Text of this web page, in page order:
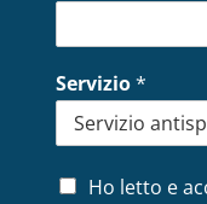
Servizio*
P
Ho letto e